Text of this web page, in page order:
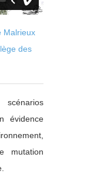
Malrieux
des
évidence
mutation